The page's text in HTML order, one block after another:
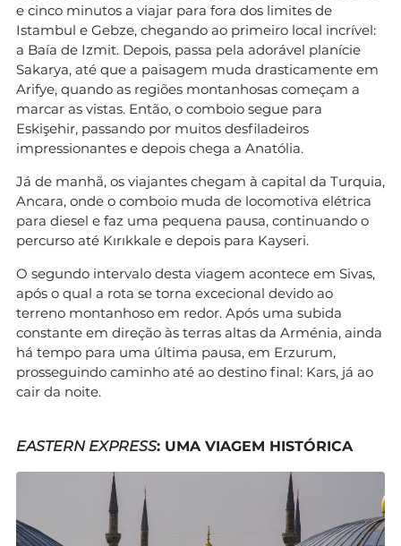
e cinco minutos a viajar para fora dos limites de
Istambul e Gebze, chegando ao primeiro local incrível:
a Baía de Izmit. Depois, passa pela adorável planície
Sakarya, até que a paisagem muda drasticamente em
Arifye, quando as regiões montanhosas começam a
marcar as vistas. Então, o comboio segue para
Eskişehir, passando por muitos desfiladeiros
impressionantes e depois chega a Anatólia.
Já de manhã, os viajantes chegam à capital da Turquia,
Ancara, onde o comboio muda de locomotiva elétrica
para diesel e faz uma pequena pausa, continuando o
percurso até Kırıkkale e depois para Kayseri.
O segundo intervalo desta viagem acontece em Sivas,
após o qual a rota se torna excecional devido ao
terreno montanhoso em redor. Após uma subida
constante em direção às terras altas da Arménia, ainda
há tempo para uma última pausa, em Erzurum,
prosseguindo caminho até ao destino final: Kars, já ao
cair da noite.
EASTERN EXPRESS: UMA VIAGEM HISTÓRICA